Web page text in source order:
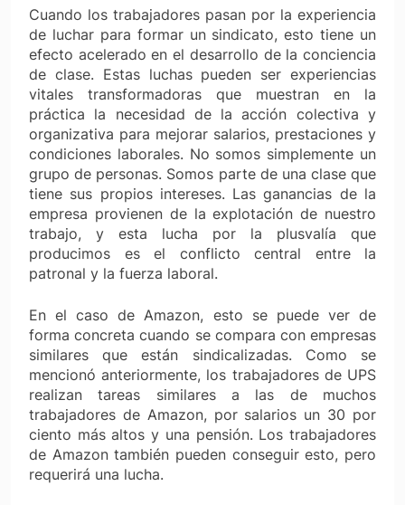
Cuando los trabajadores pasan por la experiencia
de luchar para formar un sindicato, esto tiene un
efecto acelerado en el desarrollo de la conciencia
de clase. Estas luchas pueden ser experiencias
vitales transformadoras que muestran en la
práctica la necesidad de la acción colectiva y
organizativa para mejorar salarios, prestaciones y
condiciones laborales. No somos simplemente un
grupo de personas. Somos parte de una clase que
tiene sus propios intereses. Las ganancias de la
empresa provienen de la explotación de nuestro
trabajo, y esta lucha por la plusvalía que
producimos es el conflicto central entre la
patronal y la fuerza laboral.
En el caso de Amazon, esto se puede ver de
forma concreta cuando se compara con empresas
similares que están sindicalizadas. Como se
mencionó anteriormente, los trabajadores de UPS
realizan tareas similares a las de muchos
trabajadores de Amazon, por salarios un 30 por
ciento más altos y una pensión. Los trabajadores
de Amazon también pueden conseguir esto, pero
requerirá una lucha.